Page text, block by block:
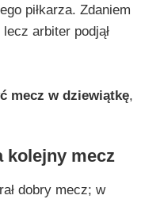
piłkarza. Zdaniem
arbiter podjął
mecz w dziewiątkę,
kolejny mecz
dobry mecz; w